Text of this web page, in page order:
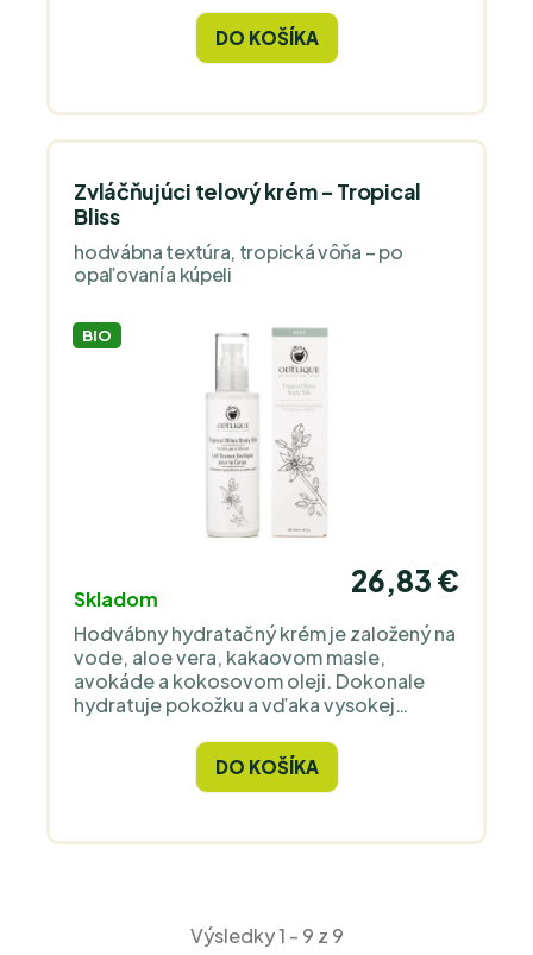
DO KOŠÍKA
Zvláčňujúci telový krém - Tropical
Bliss
hodvábna textúra, tropická vôňa – po
opaľovaní a kúpeli
BIO
Skladom
26,83 €
Hodvábny hydratačný krém je založený na
vode, aloe vera, kakaovom masle,
avokáde a kokosovom oleji. Dokonale
hydratuje pokožku a vďaka vysokej
pomocníkom pre opálenú alebo
suchú/dehydrovanú pokožku.
DO KOŠÍKA
Výsledky 1 - 9 z 9